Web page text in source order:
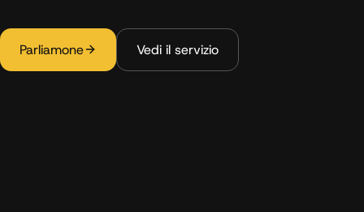
Parliamone Vedi il servizio